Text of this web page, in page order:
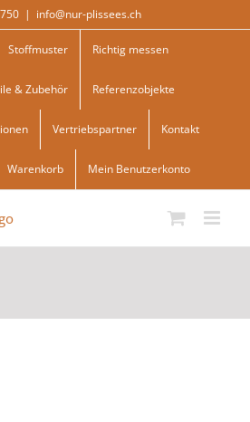
| info@nur-plissees.ch
Stoffmuster Richtig messen
& Zubehör Referenzobjekte
Vertriebspartner Kontakt
Warenkorb Mein Benutzerkonto